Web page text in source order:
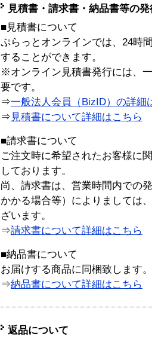
見積書・請求書・納品書等の
■見積書について
ぷらっとオンラインでは、24時
することができます。
※オンライン見積書発行には、
要です。
⇒一般法人会員（BizID）の詳細
⇒ 見積書について詳細はこちら
■請求書について
ご注文時に希望されたお客様に
しております。
尚、請求書は、営業時間内での
かかる場合等）によりましては
ざいます。
⇒請求書について詳細はこちら
■納品書について
お届けする商品に同梱致します。
⇒納品書について詳細はこちら
返品について